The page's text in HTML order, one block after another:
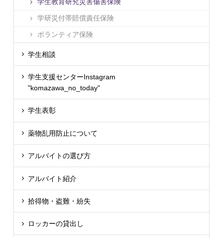
学生教育研究災害傷害保険
学研災付帯賠償責任保険
ボランティア保険
学生相談
学生支援センターInstagram
"komazawa_no_today"
学生表彰
薬物乱用防止について
アルバイトの選び方
アルバイト紹介
拾得物・盗難・紛失
ロッカーの貸出し